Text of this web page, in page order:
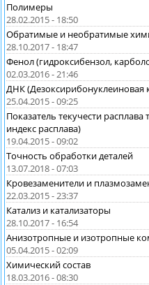
Полимеры
28.02.2015 - 18:50
Обратимые и необратимые
28.10.2017 - 18:47
Фенол (гидроксибензол,
02.03.2016 - 21:46
ДНК (Дезоксирибонуклеиновая
25.04.2015 - 09:25
Показатель текучести
индекс расплава)
19.04.2015 - 09:02
Точность обработки деталей
13.07.2018 - 07:03
Кровезаменители и
22.03.2015 - 23:37
Катализ и катализаторы
28.10.2017 - 16:54
Анизотропные и изотропные
05.04.2015 - 02:09
Химический состав
18.03.2016 - 08:30